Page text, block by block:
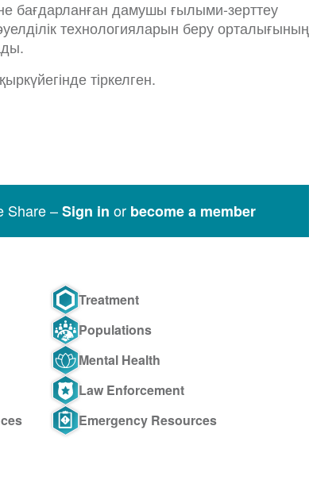
бағдарланған дамушы ғылыми-зерттеу
технологияларын беру орталығының
тіркелген.
Share –Sign in or become a member
Treatment
Populations
Mental Health
Law Enforcement
Emergency Resources